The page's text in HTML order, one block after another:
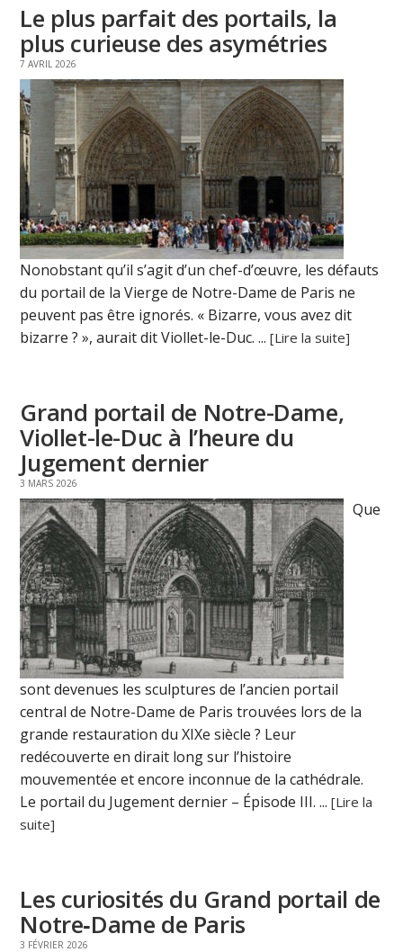
Le plus parfait des portails, la
plus curieuse des asymétries
7 AVRIL 2026
Nonobstant qu’il s’agit d’un chef-d’œuvre, les défauts
du portail de la Vierge de Notre-Dame de Paris ne
peuvent pas être ignorés. « Bizarre, vous avez dit
bizarre ? », aurait dit Viollet-le-Duc. ...[Lire la suite]
Grand portail de Notre-Dame,
Viollet-le-Duc à l’heure du
Jugement dernier
3 MARS 2026
Que
sont devenues les sculptures de l’ancien portail
central de Notre-Dame de Paris trouvées lors de la
grande restauration du XIXe siècle ? Leur
redécouverte en dirait long sur l’histoire
mouvementée et encore inconnue de la cathédrale.
Le portail du Jugement dernier – Épisode III. ...[Lire la
suite]
Les curiosités du Grand portail de
Notre‑Dame de Paris
3 FÉVRIER 2026